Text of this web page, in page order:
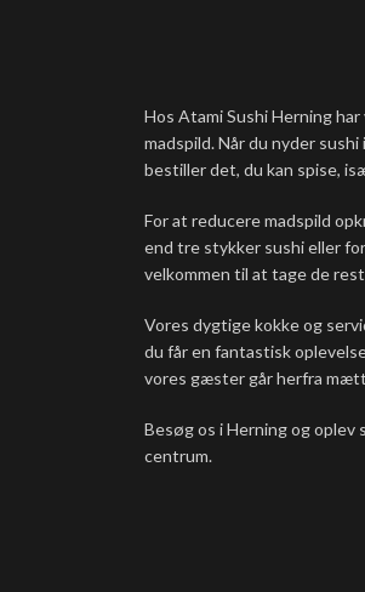
Hos Atami Sushi Herning
madspild. Når du nyder
bestiller det, du kan spise,
For at reducere madspild
end tre stykker sushi eller
velkommen til at tage de
Vores dygtige kokke og
du får en fantastisk
vores gæster går herfra
Besøg os i Herning og oplev
centrum.